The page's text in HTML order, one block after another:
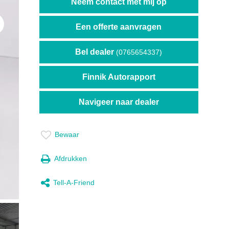
Neem contact met mij op
Een offerte aanvragen
Bel dealer(0765654337)
Finnik Autorapport
Navigeer naar dealer
Bewaar
Afdrukken
Tell-A-Friend